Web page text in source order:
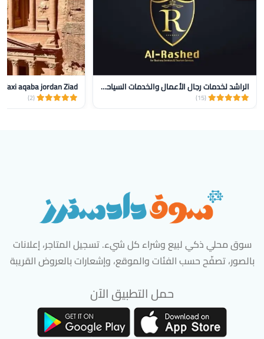
الراشد لخدمات رجال الأعمال والخدمات السياحيه
(15)
Taxi aqaba jordan Ziad‏
(2)
سوق محلي ذكي لبيع وشراء كل شيء. تسجيل المتاجر، إعلانات
بالصور، تصفّح حسب الفئات والموقع، وإشعارات بالعروض القريبة
حمل التطبيق الآن